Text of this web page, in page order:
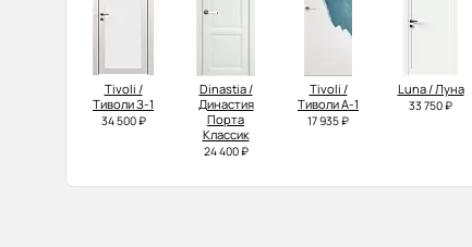
Tivoli /
Тиволи З-1
34 500 ₽
Dinastia /
Династия
Порта
Классик
24 400 ₽
Tivoli /
Тиволи А-1
17 935 ₽
Luna / Луна
33 750 ₽